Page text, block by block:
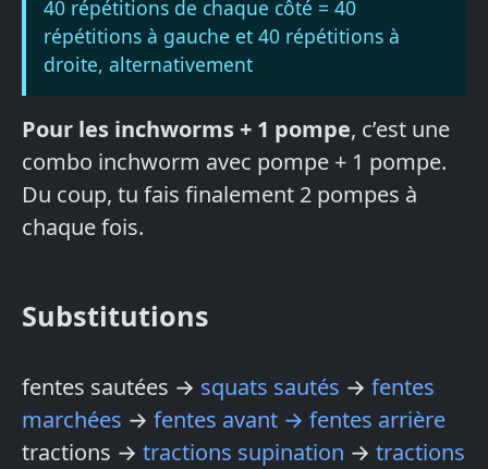
40 répétitions de chaque côté = 40
répétitions à gauche et 40 répétitions à
droite, alternativement
Pour les inchworms + 1 pompe, c’est une
combo inchworm avec pompe + 1 pompe.
Du coup, tu fais finalement 2 pompes à
chaque fois.
Substitutions
fentes sautées → squats sautés → fentes
marchées → fentes avant → fentes arrière
tractions → tractions supination → tractions